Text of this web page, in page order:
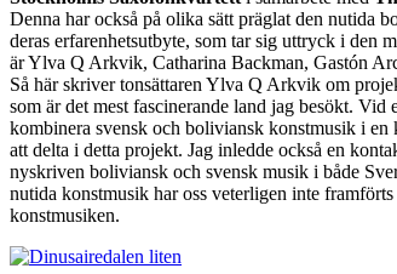
Denna har också på olika sätt präglat den nutida
deras erfarenhetsutbyte, som tar sig uttryck i den
är Ylva Q Arkvik, Catharina Backman, Gastón
Så här skriver tonsättaren Ylva Q Arkvik om
som är det mest fascinerande land jag besökt.
kombinera svensk och boliviansk konstmusik i en
att delta i detta projekt. Jag inledde också en
nyskriven boliviansk och svensk musik i både
nutida konstmusik har oss veterligen inte
konstmusiken.